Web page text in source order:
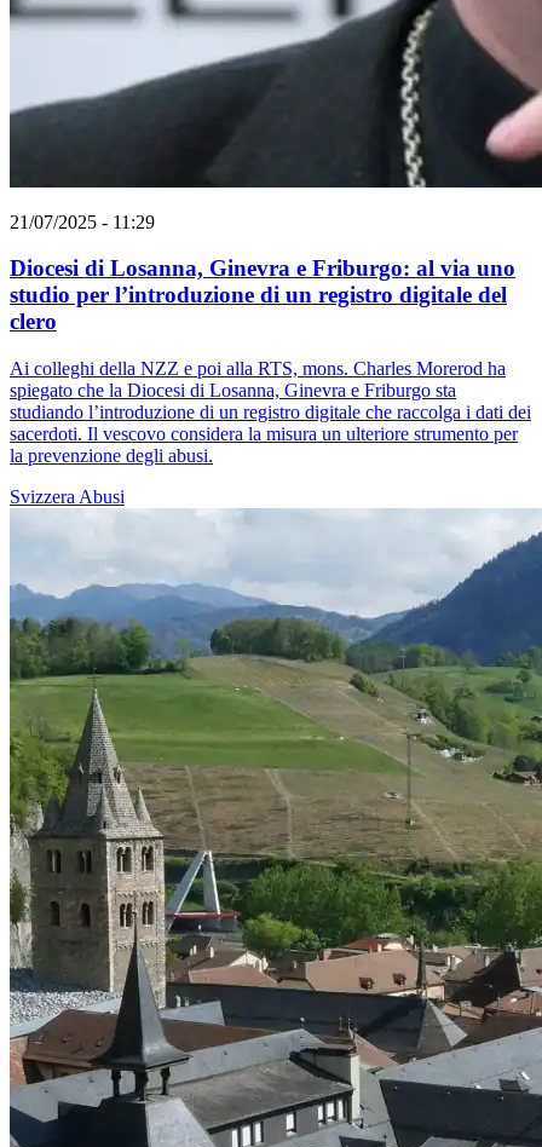
21/07/2025 - 11:29
Diocesi di Losanna, Ginevra e Friburgo: al via uno
studio per l’introduzione di un registro digitale del
clero
Ai colleghi della NZZ e poi alla RTS, mons. Charles Morerod ha
spiegato che la Diocesi di Losanna, Ginevra e Friburgo sta
studiando l’introduzione di un registro digitale che raccolga i dati dei
sacerdoti. Il vescovo considera la misura un ulteriore strumento per
la prevenzione degli abusi.
Svizzera Abusi